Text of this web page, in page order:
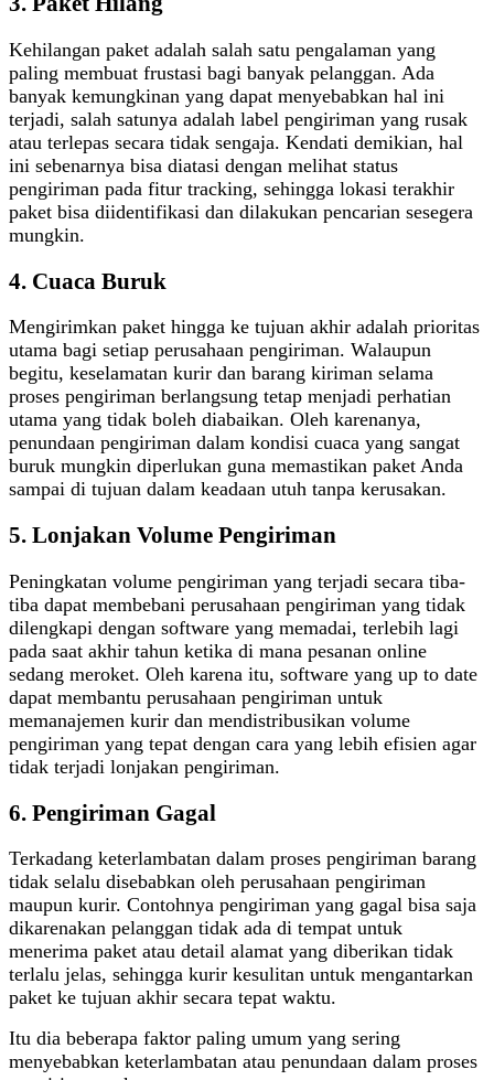
Kehilangan paket adalah salah satu pengalaman yang
paling membuat frustasi bagi banyak pelanggan. Ada
banyak kemungkinan yang dapat menyebabkan hal ini
terjadi, salah satunya adalah label pengiriman yang rusak
atau terlepas secara tidak sengaja. Kendati demikian, hal
ini sebenarnya bisa diatasi dengan melihat status
pengiriman pada fitur tracking, sehingga lokasi terakhir
paket bisa diidentifikasi dan dilakukan pencarian sesegera
mungkin.
4. Cuaca Buruk
Mengirimkan paket hingga ke tujuan akhir adalah prioritas
utama bagi setiap perusahaan pengiriman. Walaupun
begitu, keselamatan kurir dan barang kiriman selama
proses pengiriman berlangsung tetap menjadi perhatian
utama yang tidak boleh diabaikan. Oleh karenanya,
penundaan pengiriman dalam kondisi cuaca yang sangat
buruk mungkin diperlukan guna memastikan paket Anda
sampai di tujuan dalam keadaan utuh tanpa kerusakan.
5. Lonjakan Volume Pengiriman
Peningkatan volume pengiriman yang terjadi secara tiba-
tiba dapat membebani perusahaan pengiriman yang tidak
dilengkapi dengan software yang memadai, terlebih lagi
pada saat akhir tahun ketika di mana pesanan online
sedang meroket. Oleh karena itu, software yang up to date
dapat membantu perusahaan pengiriman untuk
memanajemen kurir dan mendistribusikan volume
pengiriman yang tepat dengan cara yang lebih efisien agar
tidak terjadi lonjakan pengiriman.
6. Pengiriman Gagal
Terkadang keterlambatan dalam proses pengiriman barang
tidak selalu disebabkan oleh perusahaan pengiriman
maupun kurir. Contohnya pengiriman yang gagal bisa saja
dikarenakan pelanggan tidak ada di tempat untuk
menerima paket atau detail alamat yang diberikan tidak
terlalu jelas, sehingga kurir kesulitan untuk mengantarkan
paket ke tujuan akhir secara tepat waktu.
Itu dia beberapa faktor paling umum yang sering
menyebabkan keterlambatan atau penundaan dalam proses